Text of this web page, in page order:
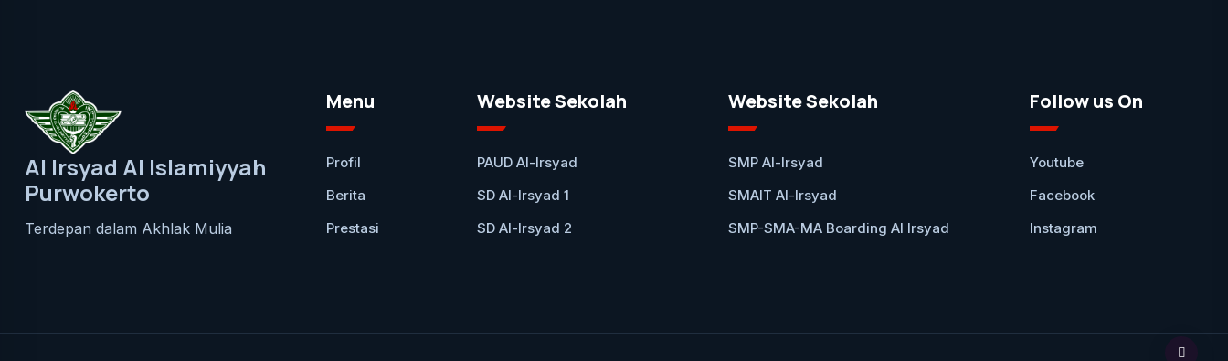
Al Irsyad Al Islamiyyah
Purwokerto
Terdepan dalam Akhlak Mulia
Menu
Profil
Berita
Prestasi
Website Sekolah
PAUD Al-Irsyad
SD Al-Irsyad 1
SD Al-Irsyad 2
Website Sekolah
SMP Al-Irsyad
SMAIT Al-Irsyad
SMP-SMA-MA Boarding Al Irsyad
Follow us On
Youtube
Facebook
Instagram